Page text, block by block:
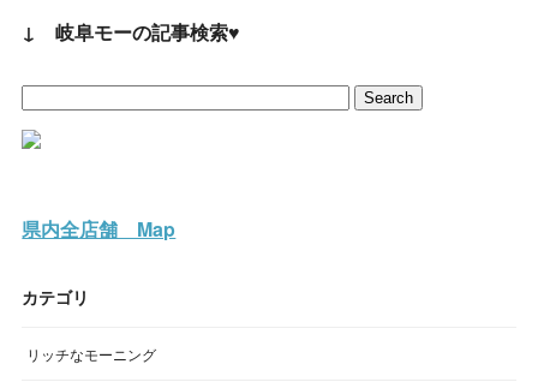
↓ 岐阜モーの記事検索♥
県内全店舗 Map
カテゴリ
リッチなモーニング